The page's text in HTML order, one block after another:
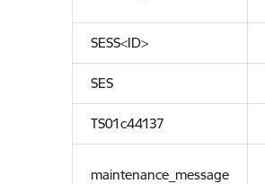
SESS<ID>
SES
TS01c44137
maintenance_message